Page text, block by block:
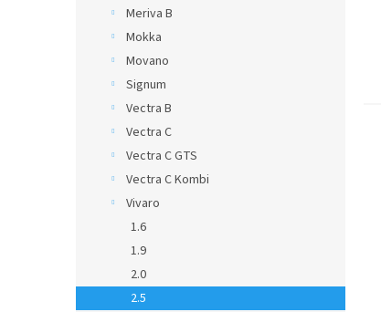
Meriva B
Mokka
Movano
Signum
Vectra B
Vectra C
Vectra C GTS
Vectra C Kombi
Vivaro
1.6
1.9
2.0
2.5